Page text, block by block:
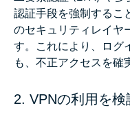
認証手段を強制するこ
のセキュリティレイヤ
す。これにより、ログ
も、不正アクセスを確
2. VPNの利用を検